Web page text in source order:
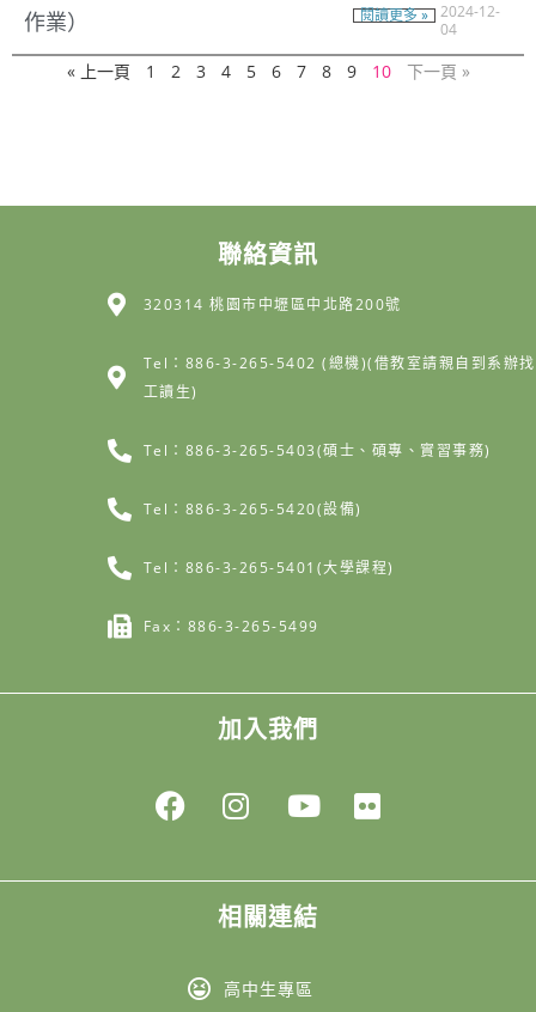
作業）
2024-12-
04
閱讀更多 »
« 上一頁 1 2 3 4 5 6 7 8 9 10 下一頁 »
聯絡資訊
320314 桃園市中壢區中北路200號
Tel：886-3-265-5402 (總機)(借教室請親自到系辦找
工讀生)
Tel：886-3-265-5403(碩士、碩專、實習事務)
Tel：886-3-265-5420(設備)
Tel：886-3-265-5401(大學課程)
Fax：886-3-265-5499
加入我們
相關連結
高中生專區